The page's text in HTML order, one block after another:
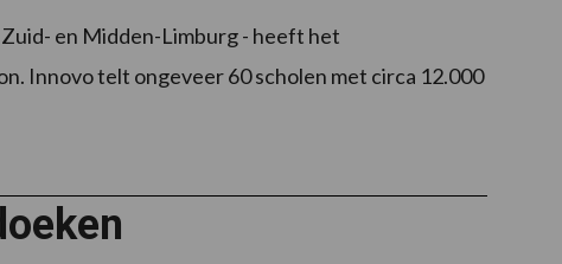
en Midden-Limburg - heeft het
Innovo telt ongeveer 60 scholen met circa 12.000